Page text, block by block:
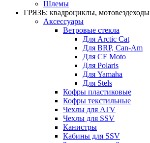
Шлемы
ГРЯЗЬ: квадроциклы, мотовездеходы
Аксессуары
Ветровые стекла
Для Arctic Cat
Для BRP, Can-Am
Для CF Moto
Для Polaris
Для Yamaha
Для Stels
Кофры пластиковые
Кофры текстильные
Чехлы для ATV
Чехлы для SSV
Канистры
Кабины для SSV